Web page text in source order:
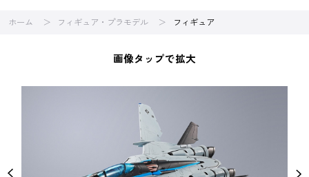
ホーム フィギュア・プラモデル フィギュア
画像タップで拡大